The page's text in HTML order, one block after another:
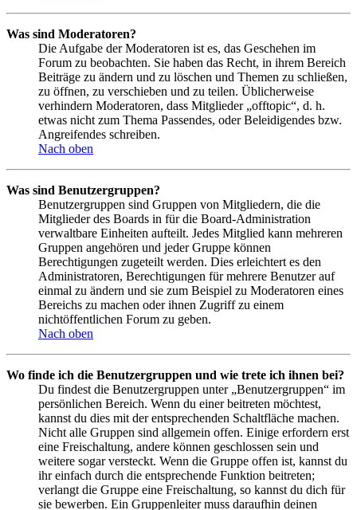
Was sind Moderatoren?
Die Aufgabe der Moderatoren ist es, das Geschehen im
Forum zu beobachten. Sie haben das Recht, in ihrem Bereich
Beiträge zu ändern und zu löschen und Themen zu schließen,
zu öffnen, zu verschieben und zu teilen. Üblicherweise
verhindern Moderatoren, dass Mitglieder „offtopic“, d. h.
etwas nicht zum Thema Passendes, oder Beleidigendes bzw.
Angreifendes schreiben.
Nach oben
Was sind Benutzergruppen?
Benutzergruppen sind Gruppen von Mitgliedern, die die
Mitglieder des Boards in für die Board-Administration
verwaltbare Einheiten aufteilt. Jedes Mitglied kann mehreren
Gruppen angehören und jeder Gruppe können
Berechtigungen zugeteilt werden. Dies erleichtert es den
Administratoren, Berechtigungen für mehrere Benutzer auf
einmal zu ändern und sie zum Beispiel zu Moderatoren eines
Bereichs zu machen oder ihnen Zugriff zu einem
nichtöffentlichen Forum zu geben.
Nach oben
Wo finde ich die Benutzergruppen und wie trete ich ihnen bei?
Du findest die Benutzergruppen unter „Benutzergruppen“ im
persönlichen Bereich. Wenn du einer beitreten möchtest,
kannst du dies mit der entsprechenden Schaltfläche machen.
Nicht alle Gruppen sind allgemein offen. Einige erfordern erst
eine Freischaltung, andere können geschlossen sein und
weitere sogar versteckt. Wenn die Gruppe offen ist, kannst du
ihr einfach durch die entsprechende Funktion beitreten;
verlangt die Gruppe eine Freischaltung, so kannst du dich für
sie bewerben. Ein Gruppenleiter muss daraufhin deinen